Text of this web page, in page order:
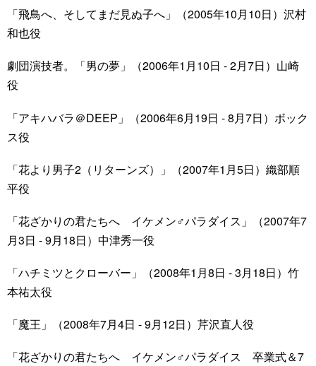
「飛鳥へ、そしてまだ見ぬ子へ」（2005年10月10日）沢村
和也役
劇団演技者。「男の夢」（2006年1月10日 - 2月7日）山崎
役
「アキハバラ＠DEEP」（2006年6月19日 - 8月7日）ボック
ス役
「花より男子2（リターンズ）」（2007年1月5日）織部順
平役
「花ざかりの君たちへ イケメン♂パラダイス」（2007年7
月3日 - 9月18日）中津秀一役
「ハチミツとクローバー」（2008年1月8日 - 3月18日）竹
本祐太役
「魔王」（2008年7月4日 - 9月12日）芹沢直人役
「花ざかりの君たちへ イケメン♂パラダイス 卒業式＆7